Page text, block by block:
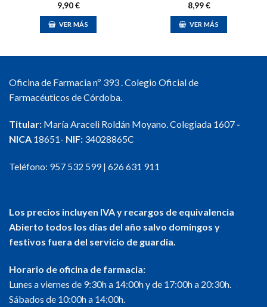
9,90€
VER MÁS
8,99€
VER MÁS
Oficina de Farmacia nº 393 . Colegio Oficial de
Farmacéuticos de Córdoba.
Titular: María Araceli Roldán Moyano. Colegiada 1607 -
NICA 18651- NIF: 34028865C
Teléfono: 957 532 599| 626 631 911
Los precios incluyen IVA y recargos de equivalencia
Abierto todos los días del año salvo domingos y
festivos fuera del servicio de guardia.
Horario de oficina de farmacia:
Lunes a viernes de 9:30h a 14:00h y de 17:00h a 20:30h.
Sábados de 10:00h a 14:00h.